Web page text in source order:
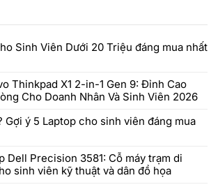
Sinh Viên Dưới 20 Triệu đáng mua nhất
Thinkpad X1 2-in-1 Gen 9: Đỉnh Cao
Cho Doanh Nhân Và Sinh Viên 2026
Gợi ý 5 Laptop cho sinh viên đáng mua
Dell Precision 3581: Cỗ máy trạm di
sinh viên kỹ thuật và dân đồ họa